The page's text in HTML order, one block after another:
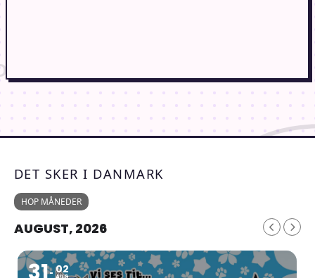
DET SKER I DANMARK
HOP MÅNEDER
AUGUST, 2026
02